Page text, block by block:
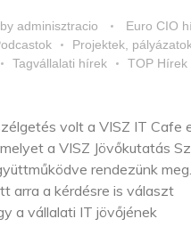
by adminisztracio
Euro CIO
Projektek,
Tagvállalati hírek TOP Hírek
volt a VISZ IT Cafe
a VISZ Jövőkutatás
rendezünk meg.
arra a kérdésre is választ
a vállalati IT jövőjének